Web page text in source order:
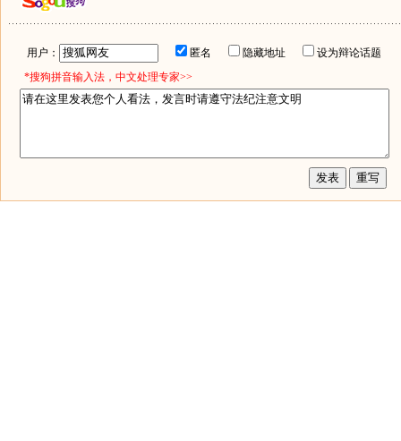
用户： 匿名 隐藏地址
设为辩论话题
*搜狗拼音输入法，中文处理专家>>